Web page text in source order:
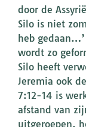
door de
Silo is niet
heb
wordt zo
Silo heeft
Jeremia ook
7:12-14 is
afstand van
uitgeroepen,